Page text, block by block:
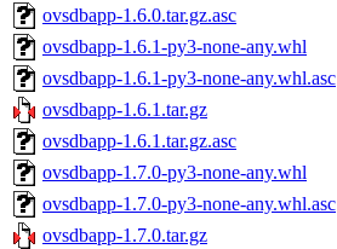
ovsdbapp-1.6.0.tar.gz.asc
ovsdbapp-1.6.1-py3-none-any.whl
ovsdbapp-1.6.1-py3-none-any.whl.asc
ovsdbapp-1.6.1.tar.gz
ovsdbapp-1.6.1.tar.gz.asc
ovsdbapp-1.7.0-py3-none-any.whl
ovsdbapp-1.7.0-py3-none-any.whl.asc
ovsdbapp-1.7.0.tar.gz